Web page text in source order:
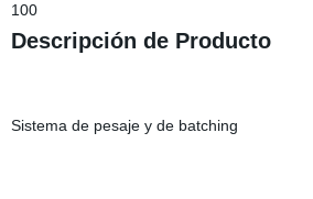
100
Descripción de Producto
Sistema de pesaje y de batching